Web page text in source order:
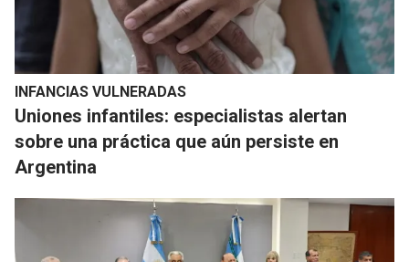
INFANCIAS VULNERADAS
Uniones infantiles: especialistas alertan
sobre una práctica que aún persiste en
Argentina